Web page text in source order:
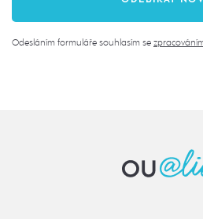
Odesláním formuláře souhlasím se